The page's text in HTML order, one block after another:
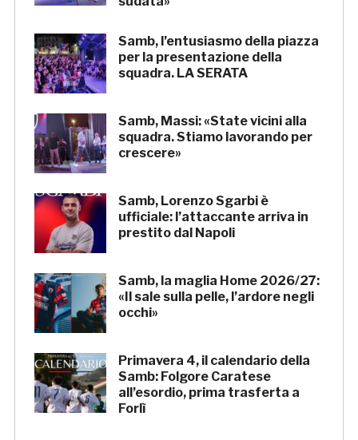
Samb, l’entusiasmo della piazza
per la presentazione della
squadra. LA SERATA
Samb, Massi: «State vicini alla
squadra. Stiamo lavorando per
crescere»
Samb, Lorenzo Sgarbi è
ufficiale: l’attaccante arriva in
prestito dal Napoli
Samb, la maglia Home 2026/27:
«Il sale sulla pelle, l’ardore negli
occhi»
Primavera 4, il calendario della
Samb: Folgore Caratese
all’esordio, prima trasferta a
Forlì